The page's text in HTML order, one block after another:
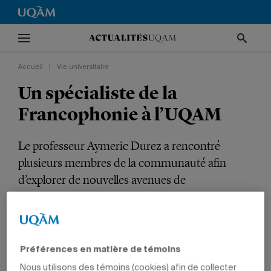
Accueil Vie universitaire
Un spécialiste de la
Francophonie à l’UQAM
Le professeur Aymeric Durez a rencontré
plusieurs membres de la communauté afin
d’explorer de nouvelles avenues de
collaboration.
VIE UNIVERSITAIRE
Préférences en matière de témoins
Nous utilisons des témoins (cookies) afin de collecter